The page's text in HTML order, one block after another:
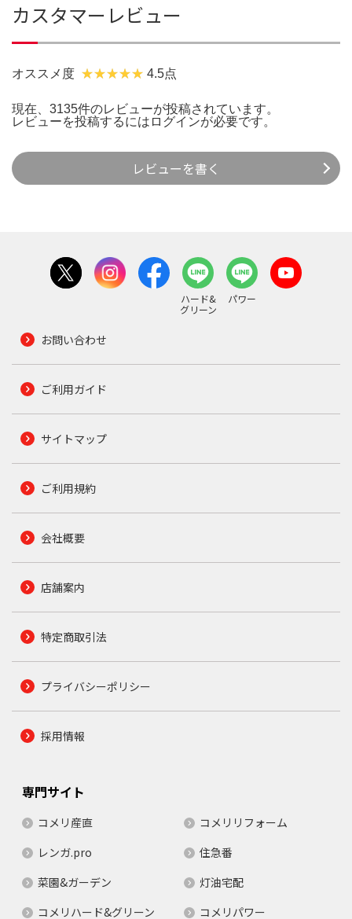
カスタマーレビュー
オススメ度 4.5点
現在、3135件のレビューが投稿されています。
レビューを投稿するには ログインが必要です。
レビューを書く
ハード&
グリーン
パワー
お問い合わせ
ご利用ガイド
サイトマップ
ご利用規約
会社概要
店舗案内
特定商取引法
プライバシーポリシー
採用情報
専門サイト
コメリ産直
コメリリフォーム
レンガ.pro
住急番
菜園&ガーデン
灯油宅配
コメリハード&グリーン
コメリパワー